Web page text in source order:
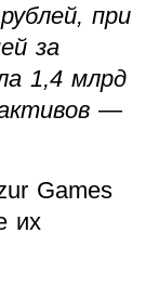
при
за
1,4 млрд
—
Games
их